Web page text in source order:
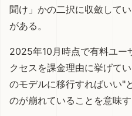
聞け」かの二択に収斂して
がある。
2025年10月時点で有料ユー
クセスを課金理由に挙げて
のモデルに移行すればいい"
のが崩れていることを意味す